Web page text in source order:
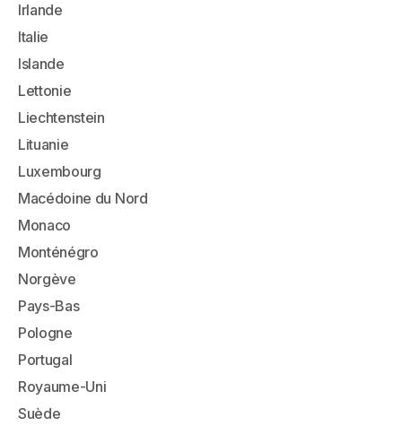
Irlande
Italie
Islande
Lettonie
Liechtenstein
Lituanie
Luxembourg
Macédoine du Nord
Monaco
Monténégro
Norgève
Pays-Bas
Pologne
Portugal
Royaume-Uni
Suède